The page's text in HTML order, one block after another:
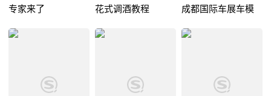
专家来了 花式调酒教程 成都国际车展车模